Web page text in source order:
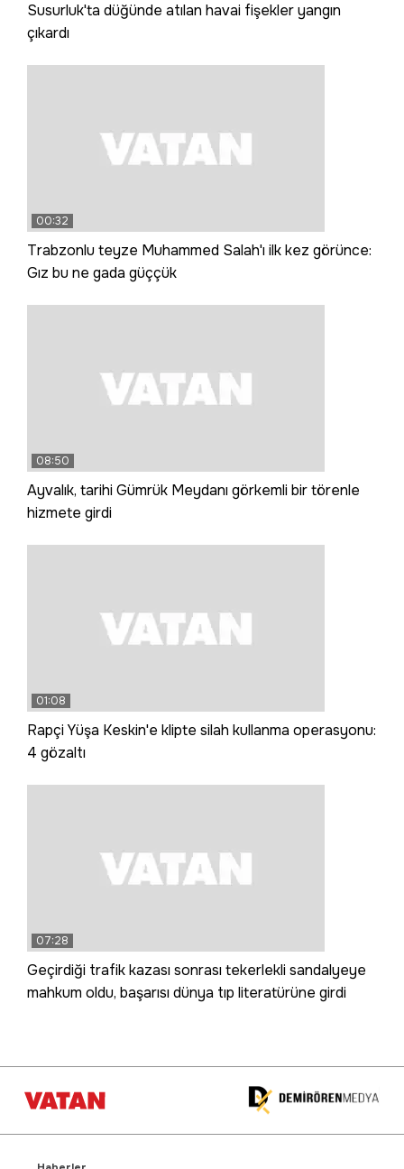
Susurluk'ta düğünde atılan havai fişekler yangın
çıkardı
00:32
Trabzonlu teyze Muhammed Salah'ı ilk kez görünce:
Gız bu ne gada güççük
08:50
Ayvalık, tarihi Gümrük Meydanı görkemli bir törenle
hizmete girdi
01:08
Rapçi Yüşa Keskin'e klipte silah kullanma operasyonu:
4 gözaltı
07:28
Geçirdiği trafik kazası sonrası tekerlekli sandalyeye
mahkum oldu, başarısı dünya tıp literatürüne girdi